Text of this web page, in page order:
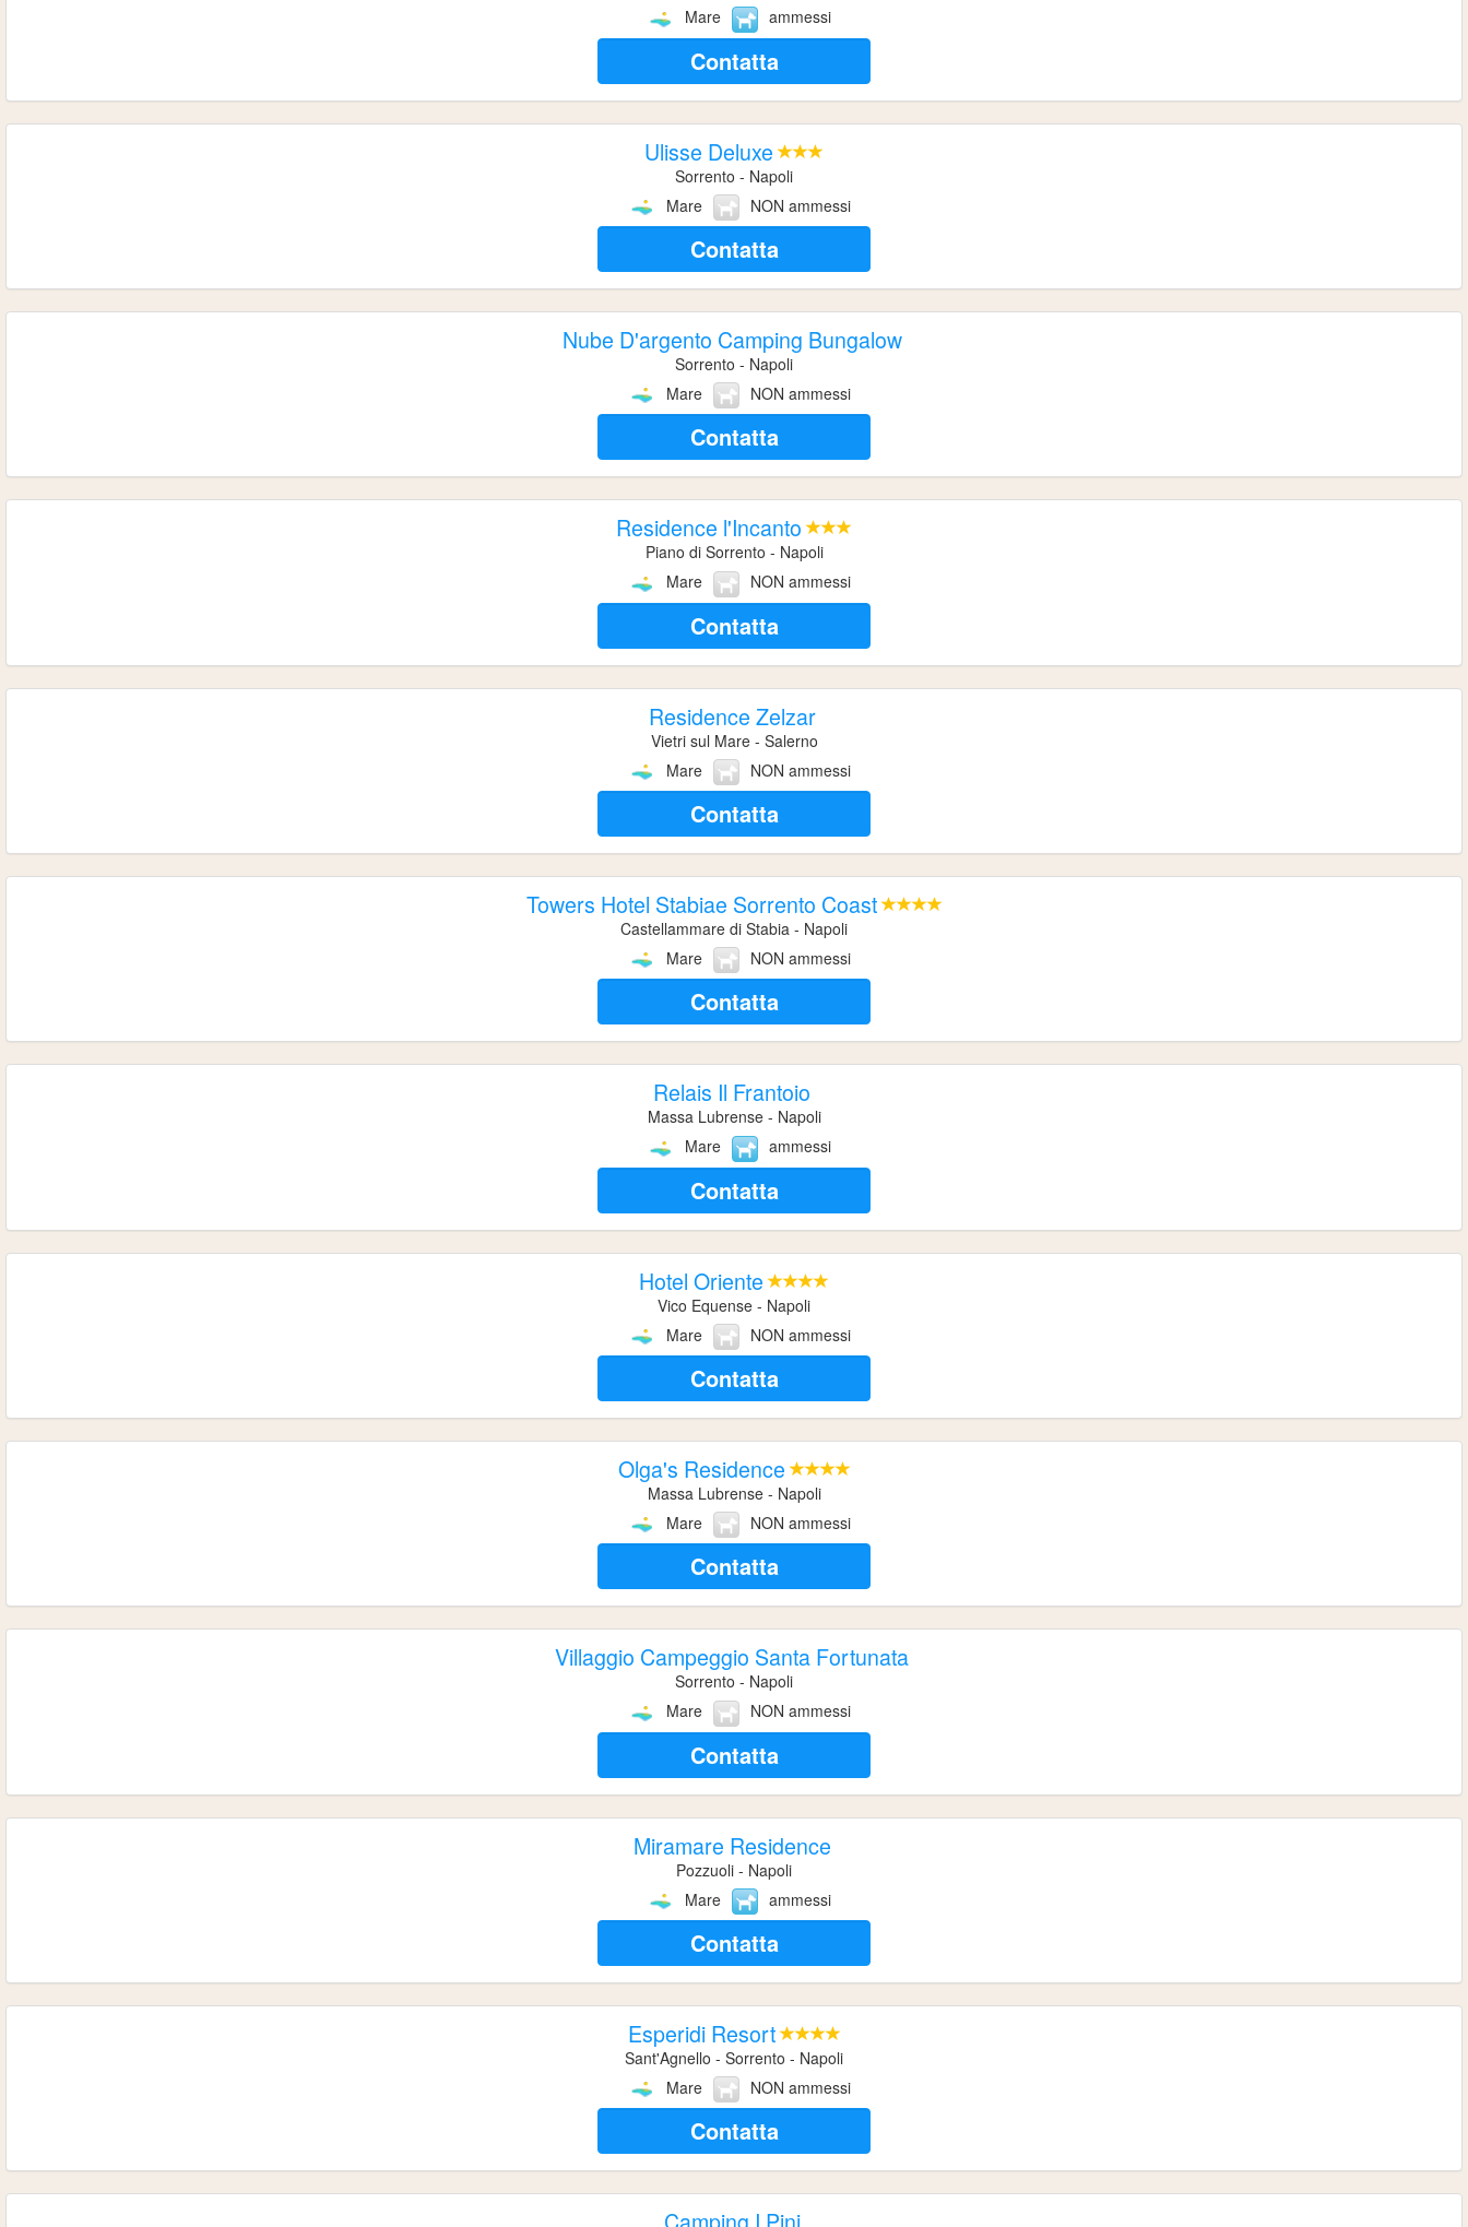
Mare
ammessi
Contatta
Ulisse Deluxe
Sorrento - Napoli
Mare
NON ammessi
Contatta
Nube D'argento Camping Bungalow
Sorrento - Napoli
Mare
NON ammessi
Contatta
Residence l'Incanto
Piano di Sorrento - Napoli
Mare
NON ammessi
Contatta
Residence Zelzar
Vietri sul Mare - Salerno
Mare
NON ammessi
Contatta
Towers Hotel Stabiae Sorrento Coast
Castellammare di Stabia - Napoli
Mare
NON ammessi
Contatta
Relais Il Frantoio
Massa Lubrense - Napoli
Mare
ammessi
Contatta
Hotel Oriente
Vico Equense - Napoli
Mare
NON ammessi
Contatta
Olga's Residence
Massa Lubrense - Napoli
Mare
NON ammessi
Contatta
Villaggio Campeggio Santa Fortunata
Sorrento - Napoli
Mare
NON ammessi
Contatta
Miramare Residence
Pozzuoli - Napoli
Mare
ammessi
Contatta
Esperidi Resort
Sant'Agnello - Sorrento - Napoli
Mare
NON ammessi
Contatta